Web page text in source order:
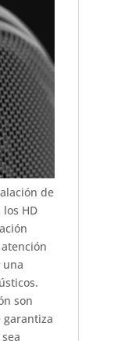
de
HD
una
son